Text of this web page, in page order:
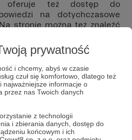
prywatność
i chcemy, abyś w czasie
czuł się komfortowo, dlatego też
najważniejsze informacje o
przez nas Twoich danych
z technologii
i zbierania danych, dostęp do
końcowym i ich
oferuje też dostęp do
na dotychczasowe
stronie można też znaleźć
na pozaszkolne tematy
opis